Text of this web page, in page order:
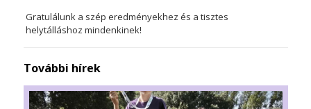
Gratulálunk a szép eredményekhez és a tisztes
helytálláshoz mindenkinek!
További hírek